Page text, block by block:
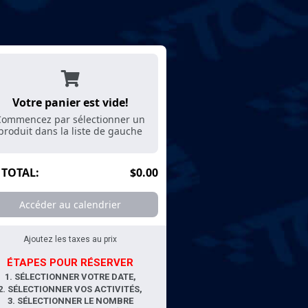
LANCER DE HACHES BOWLING
Votre panier est vide!
par sélectionner un
dans la liste de gauche
TOTAL: $0.00
Accéder au calendrier
Ajoutez les taxes au prix
ÉTAPES POUR RÉSERVER
1. SÉLECTIONNER VOTRE DATE,
SÉLECTIONNER VOS ACTIVITÉS,
3. SÉLECTIONNER LE NOMBRE